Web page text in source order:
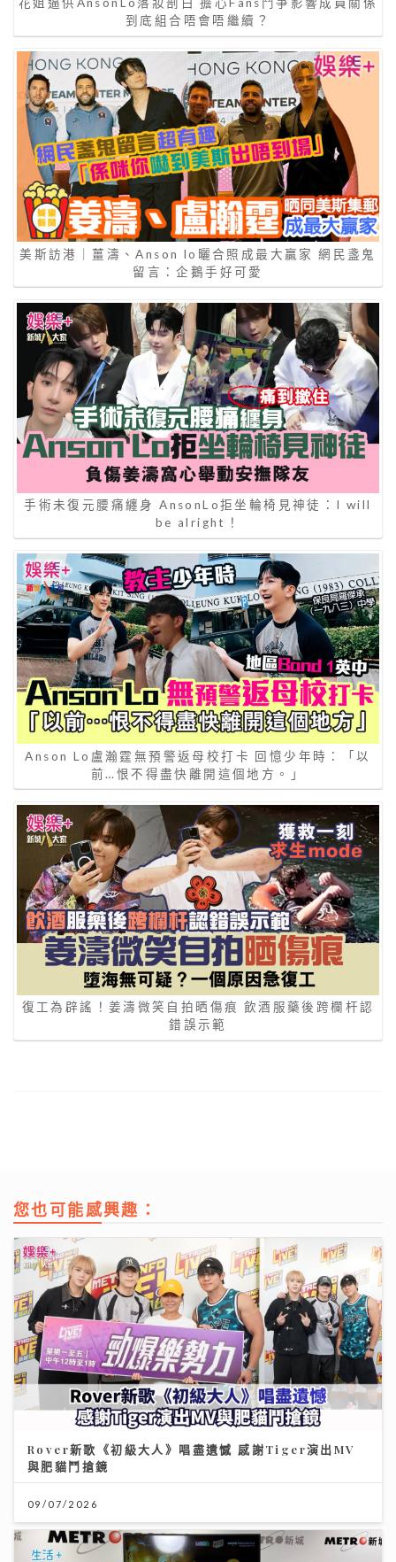
花姐逼供AnsonLo落妝剖白 擔心Fans鬥爭影響成員關係
到底組合唔會唔繼續？
美斯訪港｜薑濤、Anson lo曬合照成最大贏家 網民盞鬼
留言：企鵝手好可愛
手術未復元腰痛纏身 AnsonLo拒坐輪椅見神徒：I will
be alright！
Anson Lo盧瀚霆無預警返母校打卡 回憶少年時：「以
前…恨不得盡快離開這個地方。」
復工為辟謠！姜濤微笑自拍晒傷痕 飲酒服藥後跨欄杆認
錯誤示範
您也可能感興趣：
Rover新歌《初級大人》唱盡遺憾 感謝Tiger演出MV
與肥貓鬥搶鏡
09/07/2026